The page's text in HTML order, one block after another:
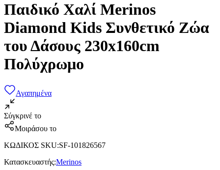
Παιδικό Χαλί Merinos
Diamond Kids Συνθετικό Ζώα
του Δάσους 230x160cm
Πολύχρωμο
Αγαπημένα
Σύγκρινέ το
Μοιράσου το
ΚΩΔΙΚΟΣ SKU:SF-101826567
Κατασκευαστής:Merinos